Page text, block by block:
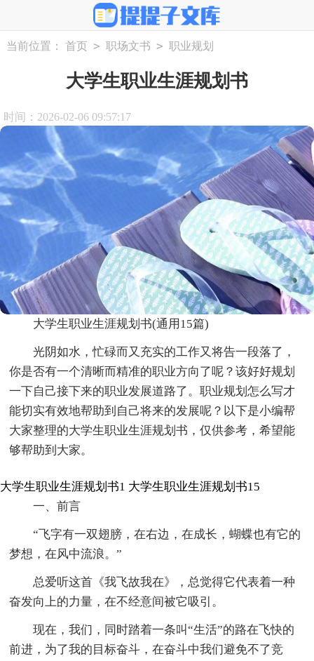
当前位置： 首页 > 职场文书 > 职业规划
大学生职业生涯规划书
时间：2026-02-06 09:57:17
大学生职业生涯规划书(通用15篇)
光阴如水，忙碌而又充实的工作又将告一段落了，
你是否有一个清晰而精准的职业方向了呢？该好好规划
一下自己接下来的职业发展道路了。职业规划怎么写才
能切实有效地帮助到自己将来的发展呢？以下是小编帮
大家整理的大学生职业生涯规划书，仅供参考，希望能
够帮助到大家。
大学生职业生涯规划书1
一、前言
“飞字有一双翅膀，在右边，在成长，蝴蝶也有它的
梦想，在风中流浪。”
总爱听这首《我飞故我在》，总觉得它代表着一种
奋发向上的力量，在不经意间被它吸引。
现在，我们，同时踏着一条叫“生活”的路在飞快的
前进，为了我的目标奋斗，在奋斗中我们避免不了竞
大学生职业生涯规划书15